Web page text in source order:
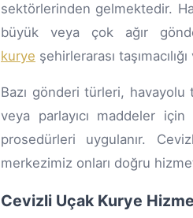
sektörlerinden gelmektedir.
büyük veya çok ağır
kurye şehirlerarası
Bazı gönderi türleri, havayolu
veya parlayıcı maddeler
prosedürleri uygulanır.
merkezimiz onları doğru
Cevizli Uçak Kurye